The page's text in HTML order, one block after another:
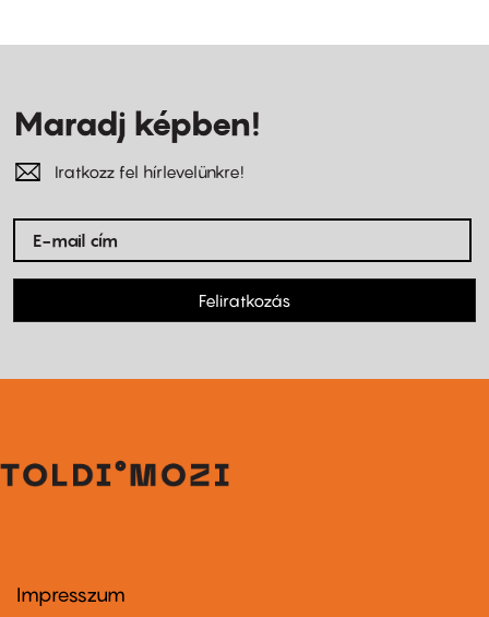
Maradj képben!
Iratkozz fel hírlevelünkre!
Feliratkozás
Footer
Impresszum